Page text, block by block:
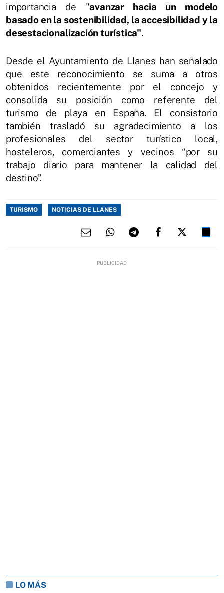
importancia de "avanzar hacia un modelo
basado en la sostenibilidad, la accesibilidad y la
desestacionalización turística".
Desde el Ayuntamiento de Llanes han señalado
que este reconocimiento se suma a otros
obtenidos recientemente por el concejo y
consolida su posición como referente del
turismo de playa en España. El consistorio
también trasladó su agradecimiento a los
profesionales del sector turístico local,
hosteleros, comerciantes y vecinos “por su
trabajo diario para mantener la calidad del
destino”.
TURISMO NOTICIAS DE LLANES
LO MÁS